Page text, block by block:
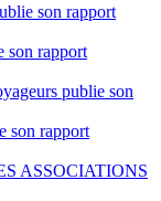
son rapport
son rapport
publie son
son rapport
ASSOCIATIONS